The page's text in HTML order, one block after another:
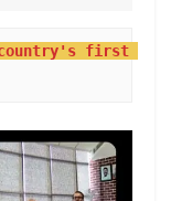
country's first